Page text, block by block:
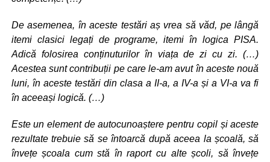
De asemenea, în aceste testări aș vrea să văd, pe lângă
itemi clasici legați de programe, itemi în logica PISA.
Adică folosirea conținuturilor în viața de zi cu zi. (…)
Acestea sunt contribuții pe care le-am avut în aceste nouă
luni, în aceste testări din clasa a II-a, a IV-a și a VI-a va fi
în aceeași logică. (…)
Este un element de autocunoaștere pentru copil și aceste
rezultate trebuie să se întoarcă după aceea la școală, să
învețe școala cum stă în raport cu alte școli, să învețe